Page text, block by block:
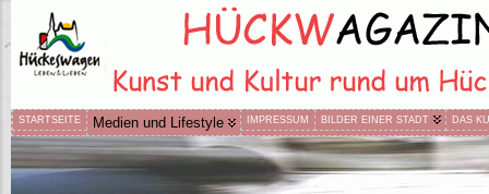
STARTSEITE Medien und Lifestyle IMPRESSUM BILDER EINER STADT DAS